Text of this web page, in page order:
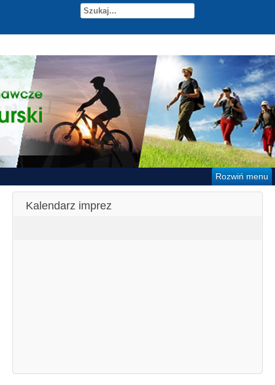
Rozwiń menu
Kalendarz imprez